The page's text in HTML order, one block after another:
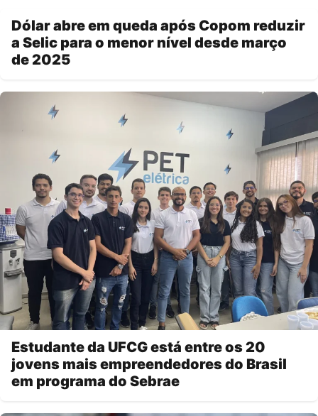
Dólar abre em queda após Copom reduzir
a Selic para o menor nível desde março
de 2025
Estudante da UFCG está entre os 20
jovens mais empreendedores do Brasil
em programa do Sebrae